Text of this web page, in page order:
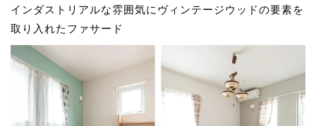
インダストリアルな雰囲気にヴィンテージウッドの要素を
取り入れたファサード